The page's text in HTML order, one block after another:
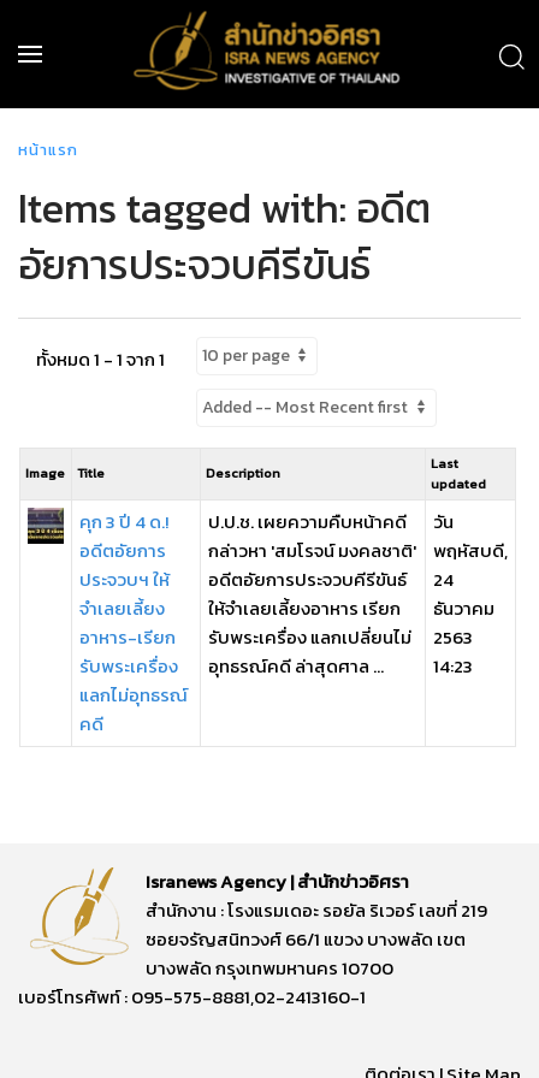
หน้าแรก
Items tagged with: อดีต
อัยการประจวบคีรีขันธ์
ทั้งหมด 1 - 1 จาก 1
Image Title Description
Last
updated
คุก 3 ปี 4 ด.!
อดีตอัยการ
ประจวบฯ ให้
จำเลยเลี้ยง
อาหาร-เรียก
รับพระเครื่อง
แลกไม่อุทธรณ์
คดี
ป.ป.ช. เผยความคืบหน้าคดี
กล่าวหา 'สมโรจน์ มงคลชาติ'
อดีตอัยการประจวบคีรีขันธ์
ให้จำเลยเลี้ยงอาหาร เรียก
รับพระเครื่อง แลกเปลี่ยนไม่
อุทธรณ์คดี ล่าสุดศาล ...
วัน
พฤหัสบดี,
24
ธันวาคม
2563
14:23
Isranews Agency | สำนักข่าวอิศรา
สำนักงาน : โรงแรมเดอะ รอยัล ริเวอร์ เลขที่ 219
ซอยจรัญสนิทวงศ์ 66/1 แขวง บางพลัด เขต
บางพลัด กรุงเทพมหานคร 10700
เบอร์โทรศัพท์ : 095-575-8881,02-2413160-1